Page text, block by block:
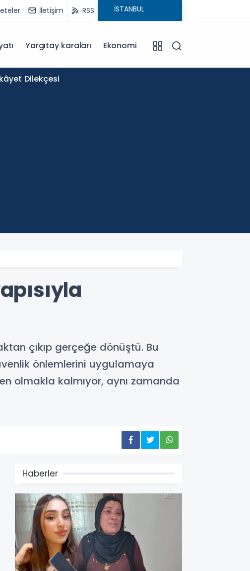
İletişim RSS
Yargıtay karaları Ekonomi
Dilekçesi
çıkıp gerçeğe dönüştü. Bu
önlemlerini uygulamaya
olmakla kalmıyor, aynı zamanda
Haberler